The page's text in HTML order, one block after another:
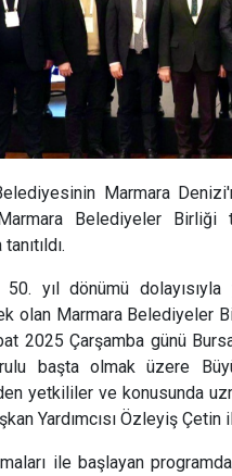
Marmara
Marmara Belediyeler
50. yıl dönümü
olan Marmara Belediyeler
2025 Çarşamba günü
başta olmak üzere
yetkililer ve konusunda
Yardımcısı Özleyiş
ile başlayan